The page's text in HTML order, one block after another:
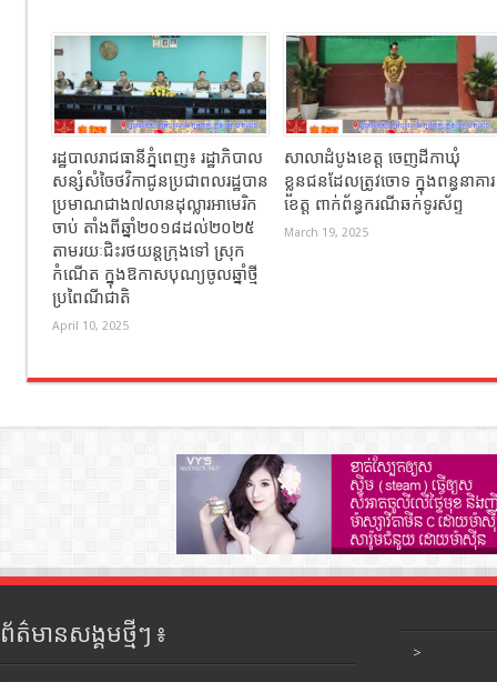
រដ្ឋបាលរាជធានីភ្នំពេញ៖ រដ្ឋាភិបាល
សន្សំសំចៃថវិកាជូនប្រជាពលរដ្ឋបាន
ប្រមាណជាង៧លានដុល្លារអាមេរិក
ចាប់ តាំងពីឆ្នាំ២០១៨ដល់២០២៥
តាមរយៈជិះរថយន្ដក្រុងទៅ ស្រុក
កំណើត ក្នុងឱកាសបុណ្យចូលឆ្នាំថ្មី
ប្រពៃណីជាតិ
April 10, 2025
សាលាដំបូងខេត្ត ចេញដីកាឃុំ
ខ្លួនជនដែលត្រូវចោទ ក្នុងពន្ធនាគារ
ខេត្ត ពាក់ព័ន្ធករណីឆក់ទូរស័ព្ទ
March 19, 2025
ព័ត៌មានសង្គមថ្មីៗ ៖
>